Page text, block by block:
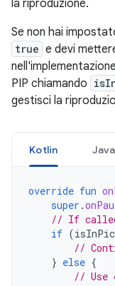
la riproduzione.
Se non hai
true e devi
PIP chiamando
gestisci la
Kotlin Java
override fun
super .
// If called
if (
//
} else {
// Use